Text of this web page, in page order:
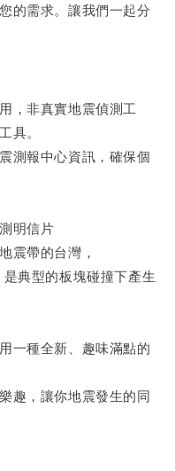
的需求。讓我們一起分
，非真實地震偵測工
具。
測報中心資訊，確保個
明信片
震帶的台灣，
典型的板塊碰撞下產生
一種全新、趣味滿點的
趣，讓你地震發生的同